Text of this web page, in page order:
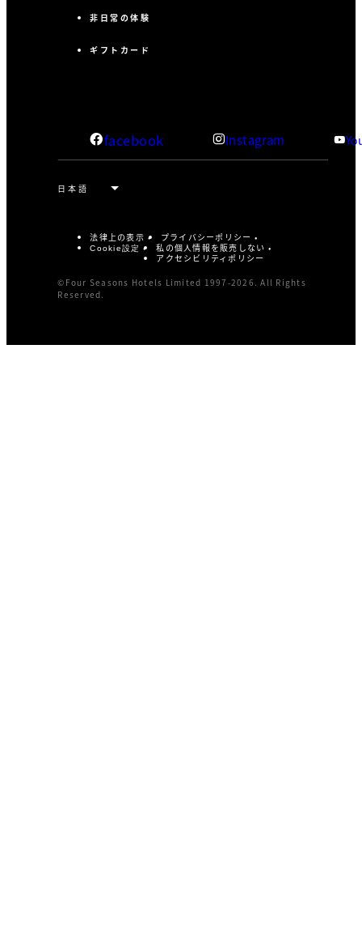
非日常の体験
ギフトカード
facebook Instagram
法律上の表示 プライバシーポリシー
Cookie設定
私の個人情報を販売しない
アクセシビリティポリシー
©Four Seasons Hotels Limited 1997-2026. All Rights
Reserved.